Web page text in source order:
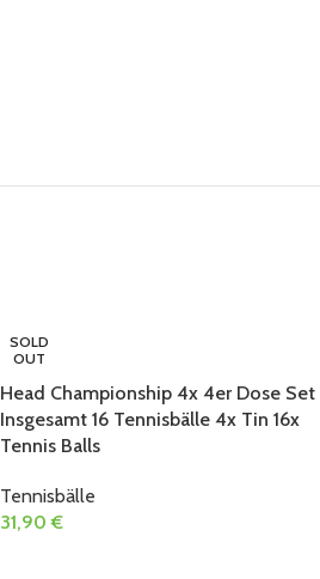
SOLD
OUT
Head Championship 4x 4er Dose Set
Insgesamt 16 Tennisbälle 4x Tin 16x
Tennis Balls
Tennisbälle
31,90€